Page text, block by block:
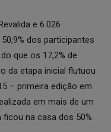
e 6.026
dos participantes
que os 17,2% de
da etapa inicial flutuou
– primeira edição em
em mais de um
na casa dos 50%.